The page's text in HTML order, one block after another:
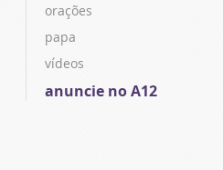
orações
papa
vídeos
anuncie no A12